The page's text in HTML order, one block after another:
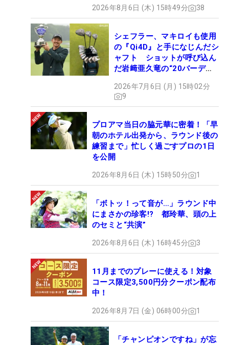
2026年8月6日 (木) 15時49分 38
シェフラー、マキロイも使用
の『Qi4D』と手になじんだシ
ャフト ショットが呼び込ん
だ岩﨑亜久竜の“20バーデ
2026年7月6日 (月) 15時02分
9
プロアマ当日の脇元華に密着！「早
朝のホテル出発から、ラウンド後の
練習まで」忙しく過ごすプロの1日
を公開
2026年8月6日 (木) 15時50分 1
「ボトッ！って音が…」ラウンド中
にまさかの珍客!? 都玲華、頭の上
のセミと“共演”
2026年8月6日 (木) 16時45分 3
11月までのプレーに使える！対象
コース限定3,500円分クーポン配布
中！
2026年8月7日 (金) 06時00分 1
「チャンピオンですね」が忘